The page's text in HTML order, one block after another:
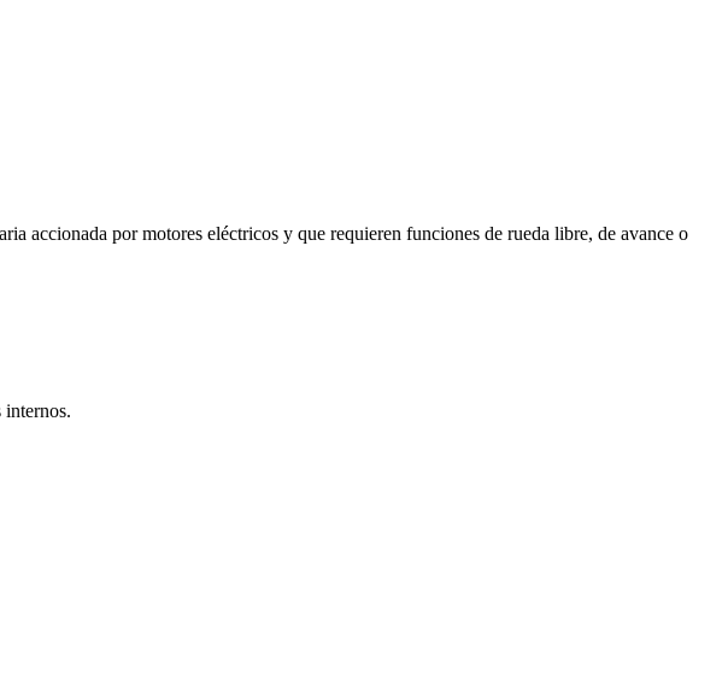
accionada por motores eléctricos y que requieren funciones de rueda libre, de avance o
internos.